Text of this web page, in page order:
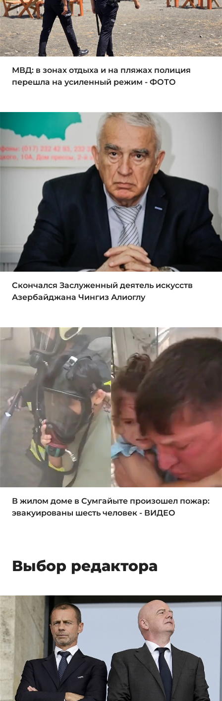
МВД: в зонах отдыха и на пляжах полиция
перешла на усиленный режим - ФОТО
Скончался Заслуженный деятель искусств
Азербайджана Чингиз Алиоглу
В жилом доме в Сумгайыте произошел пожар:
эвакуированы шесть человек - ВИДЕО
Выбор редактора